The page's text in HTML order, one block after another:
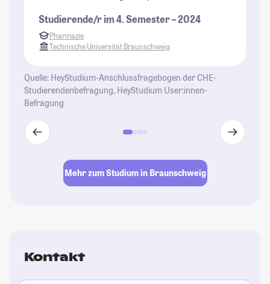
Studierende/r im 4. Semester – 2024
Pharmazie
Technische Universität Braunschweig
Quelle: HeyStudium-Anschlussfragebogen der CHE-
Studierendenbefragung, HeyStudium User:innen-
Befragung
Mehr zum Studium in Braunschweig
Kontakt